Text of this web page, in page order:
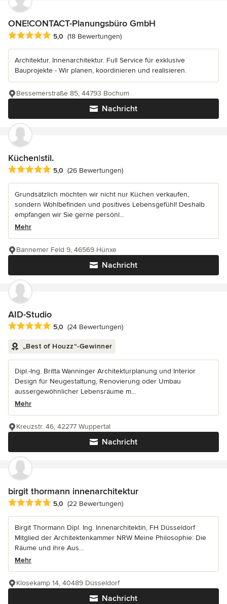
ONE!CONTACT-Planungsbüro GmbH
Durchschnittliche Bewertung: 5 von 5 Sternen
5,0 (18 Bewertungen)
Architektur. Innenarchitektur. Full Service für exklusive
Bauprojekte - Wir planen, koordinieren und realisieren.
Nachricht
Bessemerstraße 85, 44793 Bochum
Küchen|stil.
Durchschnittliche Bewertung: 5 von 5 Sternen
5,0 (26 Bewertungen)
Grundsätzlich möchten wir nicht nur Küchen verkaufen,
sondern Wohlbefinden und positives Lebensgefühl! Deshalb
empfangen wir Sie gerne persönl...
Mehr
Nachricht
Bannemer Feld 9, 46569 Hünxe
AID-Studio
Durchschnittliche Bewertung: 5 von 5 Sternen
5,0 (24 Bewertungen)
„Best of Houzz“-Gewinner
Dipl.-Ing. Britta Wanninger Architekturplanung und Interior
Design für Neugestaltung, Renovierung oder Umbau
aussergewöhnlicher Lebensräume m...
Mehr
Nachricht
Kreuzstr. 46, 42277 Wuppertal
birgit thormann innenarchitektur
Durchschnittliche Bewertung: 5 von 5 Sternen
5,0 (22 Bewertungen)
Birgit Thormann Dipl. Ing. Innenarchitektin, FH Düsseldorf
Mitglied der Architektenkammer NRW Meine Philosophie: Die
Räume und ihre Aus...
Mehr
Nachricht
Klosekamp 14, 40489 Düsseldorf